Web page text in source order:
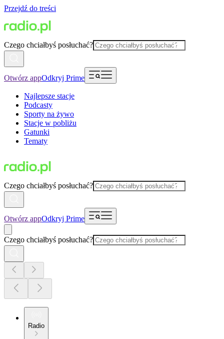
Przejdź do treści
Czego chciałbyś posłuchać?
Otwórz appOdkryj Prime
Najlepsze stacje
Podcasty
Sporty na żywo
Stacje w pobliżu
Gatunki
Tematy
Czego chciałbyś posłuchać?
Otwórz appOdkryj Prime
Czego chciałbyś posłuchać?
Radio